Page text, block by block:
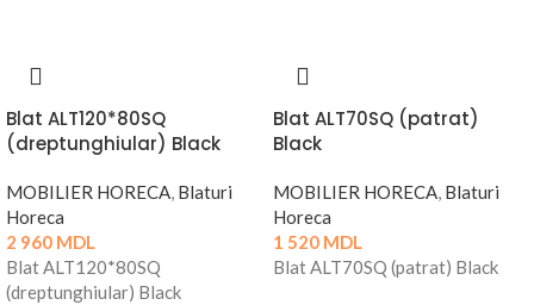
Blat ALT120*80SQ
(dreptunghiular) Black
MOBILIER HORECA, Blaturi
Horeca
2 960 MDL
Blat ALT120*80SQ
(dreptunghiular) Black
Blat ALT70SQ (patrat)
Black
MOBILIER HORECA, Blaturi
Horeca
1 520 MDL
Blat ALT70SQ (patrat) Black